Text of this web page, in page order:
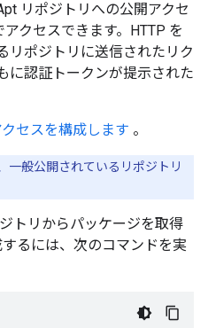
リポジトリへの公開アクセ
クセスできます。HTTP を
リポジトリに送信されたリク
に認証トークンが提示された
セスを構成します 。
一般公開されているリポジトリ
トリからパッケージを取得
るには、次のコマンドを実